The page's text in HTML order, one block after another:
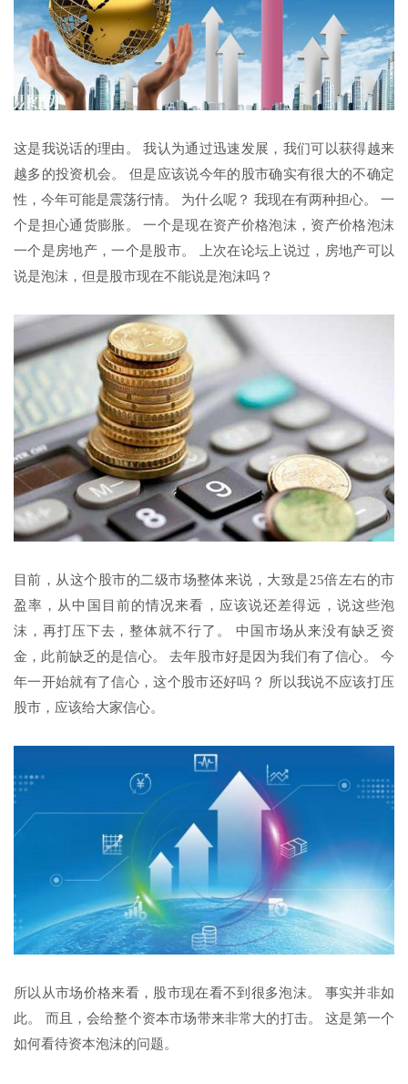
这是我说话的理由。 我认为通过迅速发展，我们可以获得越来
越多的投资机会。 但是应该说今年的股市确实有很大的不确定
性，今年可能是震荡行情。 为什么呢？ 我现在有两种担心。 一
个是担心通货膨胀。 一个是现在资产价格泡沫，资产价格泡沫
一个是房地产，一个是股市。 上次在论坛上说过，房地产可以
说是泡沫，但是股市现在不能说是泡沫吗？
目前，从这个股市的二级市场整体来说，大致是25倍左右的市
盈率，从中国目前的情况来看，应该说还差得远，说这些泡
沫，再打压下去，整体就不行了。 中国市场从来没有缺乏资
金，此前缺乏的是信心。 去年股市好是因为我们有了信心。 今
年一开始就有了信心，这个股市还好吗？ 所以我说不应该打压
股市，应该给大家信心。
所以从市场价格来看，股市现在看不到很多泡沫。 事实并非如
此。 而且，会给整个资本市场带来非常大的打击。 这是第一个
如何看待资本泡沫的问题。